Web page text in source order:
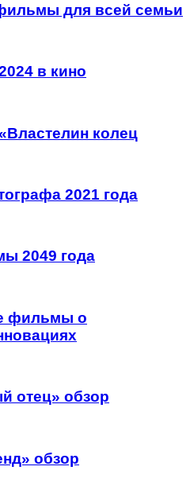
для всей семьи
в кино
колец
2021 года
2049 года
фильмы о
отец» обзор
обзор